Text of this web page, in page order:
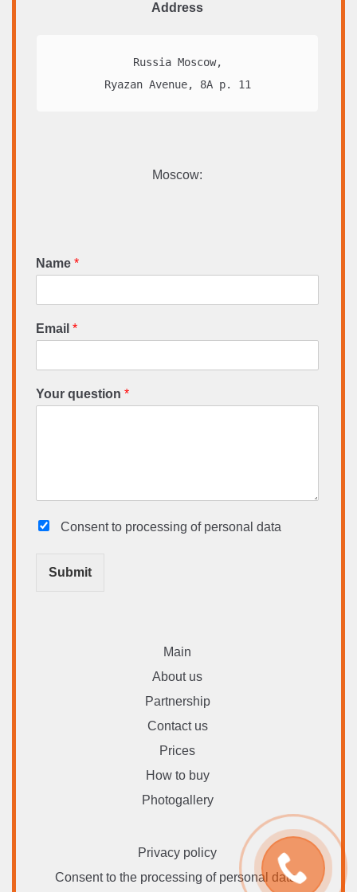
Address
Russia Moscow,
Ryazan Avenue, 8A p. 11
Moscow:
Name *
Email *
Your question *
Consent to processing of personal data
Submit
Main
About us
Partnership
Contact us
Prices
How to buy
Photogallery
Privacy policy
Consent to the processing of personal data.